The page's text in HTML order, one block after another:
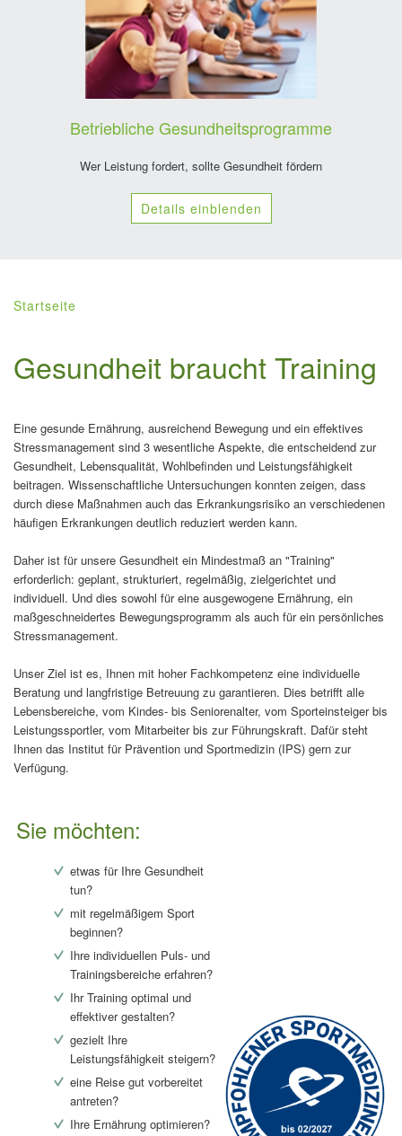
Betriebliche Gesundheitsprogramme
Wer Leistung fordert, sollte Gesundheit fördern
Details einblenden
Startseite
Gesundheit braucht Training
Eine gesunde Ernährung, ausreichend Bewegung und ein effektives
Stressmanagement sind 3 wesentliche Aspekte, die entscheidend zur
Gesundheit, Lebensqualität, Wohlbefinden und Leistungsfähigkeit
beitragen. Wissenschaftliche Untersuchungen konnten zeigen, dass
durch diese Maßnahmen auch das Erkrankungsrisiko an verschiedenen
häufigen Erkrankungen deutlich reduziert werden kann.
Daher ist für unsere Gesundheit ein Mindestmaß an "Training"
erforderlich: geplant, strukturiert, regelmäßig, zielgerichtet und
individuell. Und dies sowohl für eine ausgewogene Ernährung, ein
maßgeschneidertes Bewegungsprogramm als auch für ein persönliches
Stressmanagement.
Unser Ziel ist es, Ihnen mit hoher Fachkompetenz eine individuelle
Beratung und langfristige Betreuung zu garantieren. Dies betrifft alle
Lebensbereiche, vom Kindes- bis Seniorenalter, vom Sporteinsteiger bis
Leistungssportler, vom Mitarbeiter bis zur Führungskraft. Dafür steht
Ihnen das Institut für Prävention und Sportmedizin (IPS) gern zur
Verfügung.
Sie möchten:
etwas für Ihre Gesundheit
tun?
mit regelmäßigem Sport
beginnen?
Ihre individuellen Puls- und
Trainingsbereiche erfahren?
Ihr Training optimal und
effektiver gestalten?
gezielt Ihre
Leistungsfähigkeit steigern?
eine Reise gut vorbereitet
antreten?
Ihre Ernährung optimieren?